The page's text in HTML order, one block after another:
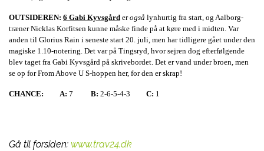
OUTSIDEREN: 6 Gabi Kyvsgård erogså lynhurtig fra start, og Aalborg-
træner Nicklas Korfitsen kunne måske finde på at køre med i midten. Var
anden til Glorius Rain i seneste start 20. juli, men har tidligere gået under den
magiske 1.10-notering. Det var på Tingsryd, hvor sejren dog efterfølgende
blev taget fra Gabi Kyvsgård på skrivebordet. Det er vand under broen, men
se op for From Above U S-hoppen her, for den er skrap!
CHANCE: A: 7 B: 2-6-5-4-3 C: 1
Gå til forsiden: www.trav24.dk